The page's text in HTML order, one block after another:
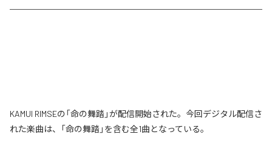
KAMUI RIMSEの「命の舞踏」が配信開始された。今回デジタル配信さ
れた楽曲は、「命の舞踏」を含む全1曲となっている。